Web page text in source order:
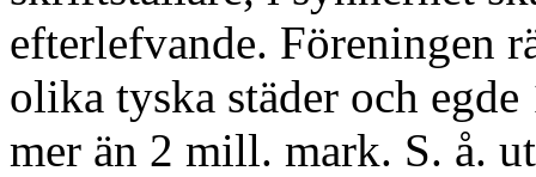
efterlefvande. Föreningen
olika tyska städer och
mer än 2 mill. mark. S. å.